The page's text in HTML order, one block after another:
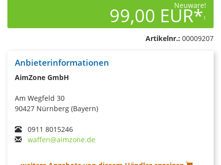
Neuware!
99,00 EUR*1
Artikelnr.: 00009207
Anbieterinformationen
AimZone GmbH
Am Wegfeld 30
90427 Nürnberg (Bayern)
0911 8015246
waffen@aimzone.de